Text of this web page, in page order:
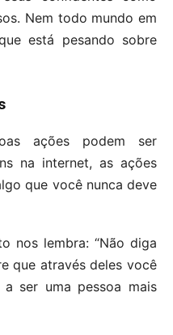
Nem todo mundo em
está pesando sobre
ações podem ser
na internet, as ações
que você nunca deve
nos lembra: “Não diga
que através deles você
ser uma pessoa mais